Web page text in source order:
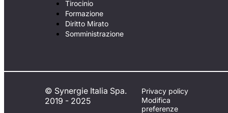
Tirocinio
Formazione
Diritto Mirato
Somministrazione
© Synergie Italia Spa.
2019 - 2025
Privacy policy
Modifica
preferenze